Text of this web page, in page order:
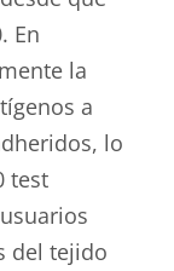
En
la
a
lo
test
del tejido